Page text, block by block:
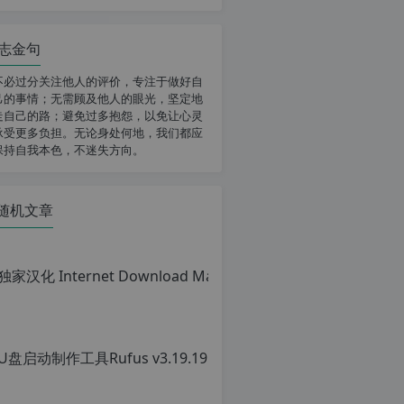
金句
必过分关注他人的评价，专注于做好自
的事情；无需顾及他人的眼光，坚定地
自己的路；避免过多抱怨，以免让心灵
受更多负担。无论身处何地，我们都应
持自我本色，不迷失方向。
机文章